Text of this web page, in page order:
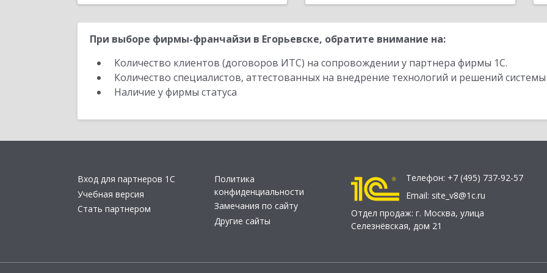
При выборе фирмы-франчайзи в Егорьевске, обратите внимание на:
Количество клиентов (договоров ИТС) на сопровождении у партнера фирмы 1С.
Количество специалистов, аттестованных на внедрение технологий и решений
Наличие у фирмы статуса
Вход для партнеров 1С
Учебная версия
Стать партнером
Политика
конфиденциальности
Замечания по сайту
Другие сайты
Телефон: +7 (495) 737-92-57
Email: site_v8@1c.ru
Отдел продаж: г. Москва, улица
Селезнёвская, дом 21